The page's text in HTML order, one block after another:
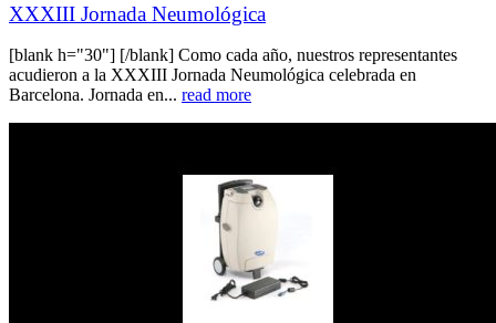
XXXIII Jornada Neumológica
[blank h="30"] [/blank] Como cada año, nuestros representantes
acudieron a la XXXIII Jornada Neumológica celebrada en
Barcelona. Jornada en... read more